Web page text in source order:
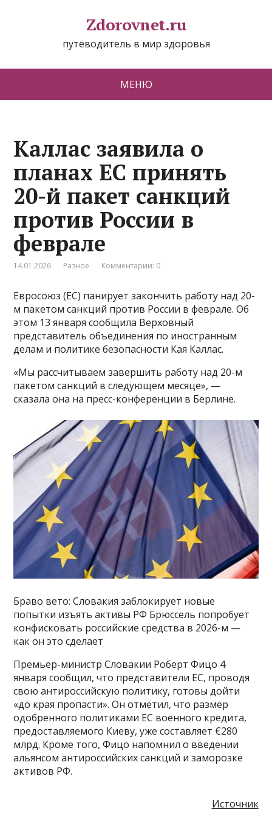
Zdorovnet.ru
путеводитель в мир здоровья
МЕНЮ
Каллас заявила о
планах ЕС принять
20-й пакет санкций
против России в
феврале
14.01.2026 Разное Комментарии: 0
Евросоюз (ЕС) панирует закончить работу над 20-
м пакетом санкций против России в феврале. Об
этом 13 января сообщила Верховный
представитель объединения по иностранным
делам и политике безопасности Кая Каллас.
«Мы рассчитываем завершить работу над 20-м
пакетом санкций в следующем месяце», —
сказала она на пресс-конференции в Берлине.
Браво вето: Словакия заблокирует новые
попытки изъять активы РФ Брюссель попробует
конфисковать российские средства в 2026-м —
как он это сделает
Премьер-министр Словакии Роберт Фицо 4
января сообщил, что представители ЕС, проводя
свою антироссийскую политику, готовы дойти
«до края пропасти». Он отметил, что размер
одобренного политиками ЕС военного кредита,
предоставляемого Киеву, уже составляет €280
млрд. Кроме того, Фицо напомнил о введении
альянсом антироссийских санкций и заморозке
активов РФ.
Источник